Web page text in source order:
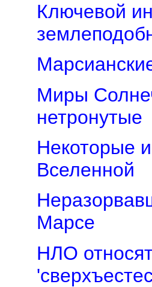
Ключевой
Миры
нетронутые
Некоторые
Вселенной
Марсе
НЛО